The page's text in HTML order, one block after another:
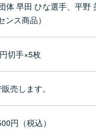
体 早田 ひな選手、平
ス商品）
切手×5枚
売します。
円（税込）